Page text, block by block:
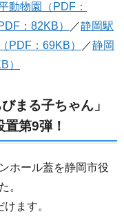
動物園（PDF：
：82KB） ／静岡駅
PDF：69KB） ／静岡
）
まる子ちゃん」
第9弾！
ホール蓋を静岡市役
。
ます。